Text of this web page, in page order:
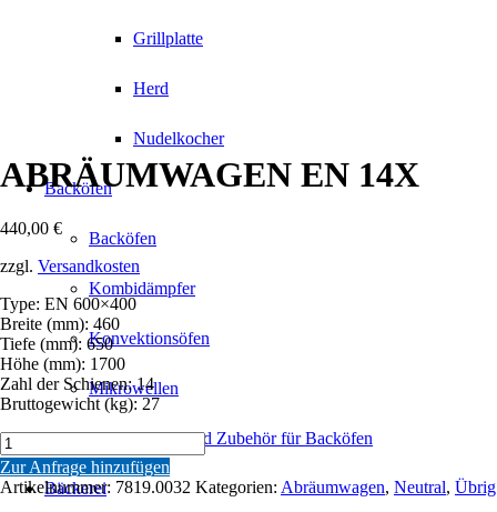
Grillplatte
Herd
Nudelkocher
Backöfen
Backöfen
Kombidämpfer
Konvektionsöfen
Mikrowellen
Untergestelle und Zubehör für Backöfen
Bäckerei
ABRÄUMWAGEN EN 14X
440,00 €
zzgl. Versandkosten
Type: EN 600×400
Breite (mm): 460
Tiefe (mm): 650
Höhe (mm): 1700
Zahl der Schienen: 14
Bruttogewicht (kg): 27
ABRÄUMWAGEN
EN
14X
Menge
Zur Anfrage hinzufügen
Artikelnummer: 7819.0032 Kategorien: Abräumwagen, Neutral, Übrig